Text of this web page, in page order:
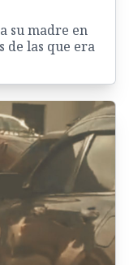
su madre en
de las que era